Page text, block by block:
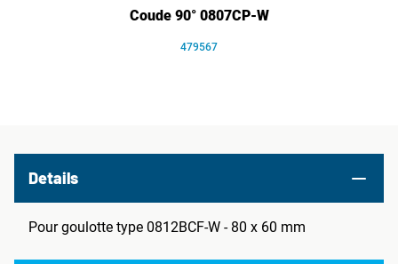
Coude 90° 0807CP-W
479567
Details
Pour goulotte type 0812BCF-W - 80 x 60 mm